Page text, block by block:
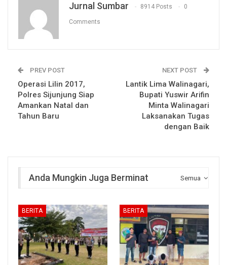
Jurnal Sumbar 8914 Posts 0
Comments
PREV POST
Operasi Lilin 2017,
Polres Sijunjung Siap
Amankan Natal dan
Tahun Baru
NEXT POST
Lantik Lima Walinagari,
Bupati Yuswir Arifin
Minta Walinagari
Laksanakan Tugas
dengan Baik
Semua
Anda Mungkin Juga Berminat
BERITA BERITA